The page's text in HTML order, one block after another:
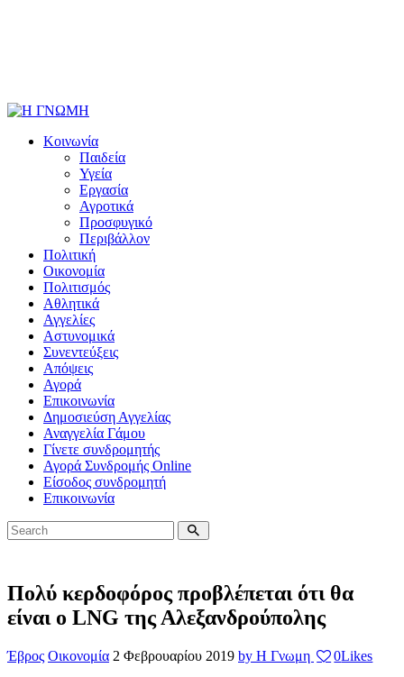
Κοινωνία
Παιδεία
Υγεία
Εργασία
Αγροτικά
Προσφυγικό
Περιβάλλον
Πολιτική
Οικονομία
Πολιτισμός
Αθλητικά
Αγγελίες
Αστυνομικά
Συνεντεύξεις
Απόψεις
Αγορά
Επικοινωνία
Δημοσιεύση Αγγελίας
Αναγγελία Γάμου
Γίνετε συνδρομητής
Αγορά Συνδρομής Online
Είσοδος συνδρομητή
Επικοινωνία
Πολύ κερδοφόρος προβλέπεται ότι θα
είναι ο LNG της Αλεξανδρούπολης
Έβρος Οικονομία 2 Φεβρουαρίου 2019 by Η Γνωμη 0Likes